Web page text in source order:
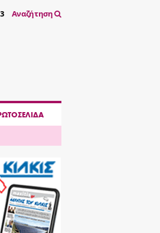
Αναζήτηση